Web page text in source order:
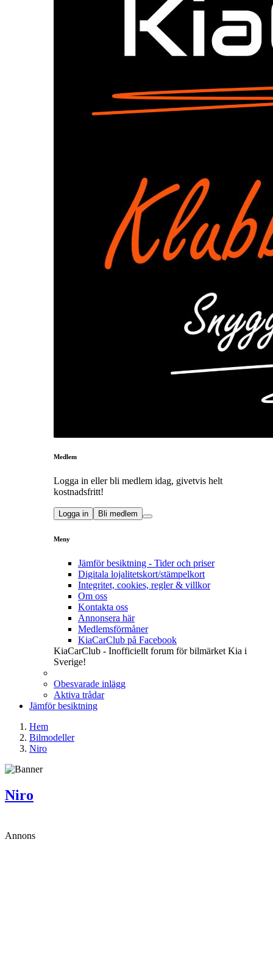
Medlem
Logga in eller bli medlem idag, givetvis helt
kostnadsfritt!
Logga in Bli medlem
Meny
Jämför besiktning - Tider och priser
Digitala lojalitetskort/stämpelkort
Integritet, cookies, regler & villkor
Om oss
Kontakta oss
Annonsera här
Medlemsförmåner
KiaCarClub på Facebook
KiaCarClub - Inofficiellt forum för bilmärket Kia i
Sverige!
Obesvarade inlägg
Aktiva trådar
Jämför besiktning
Hem
Bilmodeller
Niro
Niro
Annons